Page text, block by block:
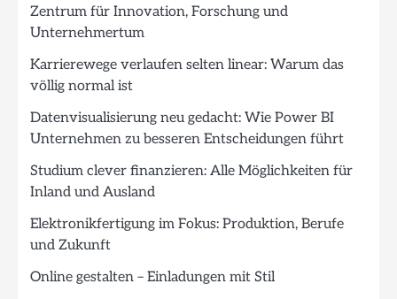
Zentrum für Innovation, Forschung und
Unternehmertum
Karrierewege verlaufen selten linear: Warum das
völlig normal ist
Datenvisualisierung neu gedacht: Wie Power BI
Unternehmen zu besseren Entscheidungen führt
Studium clever finanzieren: Alle Möglichkeiten für
Inland und Ausland
Elektronikfertigung im Fokus: Produktion, Berufe
und Zukunft
Online gestalten – Einladungen mit Stil